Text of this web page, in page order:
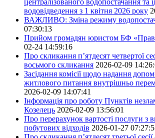
водовідведення з 1 квітня 2026 року
ВАЖЛИВО: Зміна режиму
07:30:13
Прийом громадян юристом БФ
02-24 14:59:16
Про скликання п’ятдесят четвертої
восьмого скликання 2026-02-09
Засідання комісії щодо надання
житлового питання внутрішньо
2026-02-09 14:07:41
Інформація про роботу Пунктів
Козелець 2026-02-09 13:56:01
Про перерахунок вартості послуги з
побутових відходів 2026-01-27